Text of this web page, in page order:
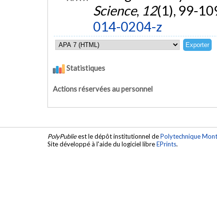
Science, 12(1), 99-
014-0204-z
Statistiques
Actions réservées au personnel
PolyPublieest le dépôt institutionnel dePolytechnique
Site développé à l'aide du logiciel libreEPrints.